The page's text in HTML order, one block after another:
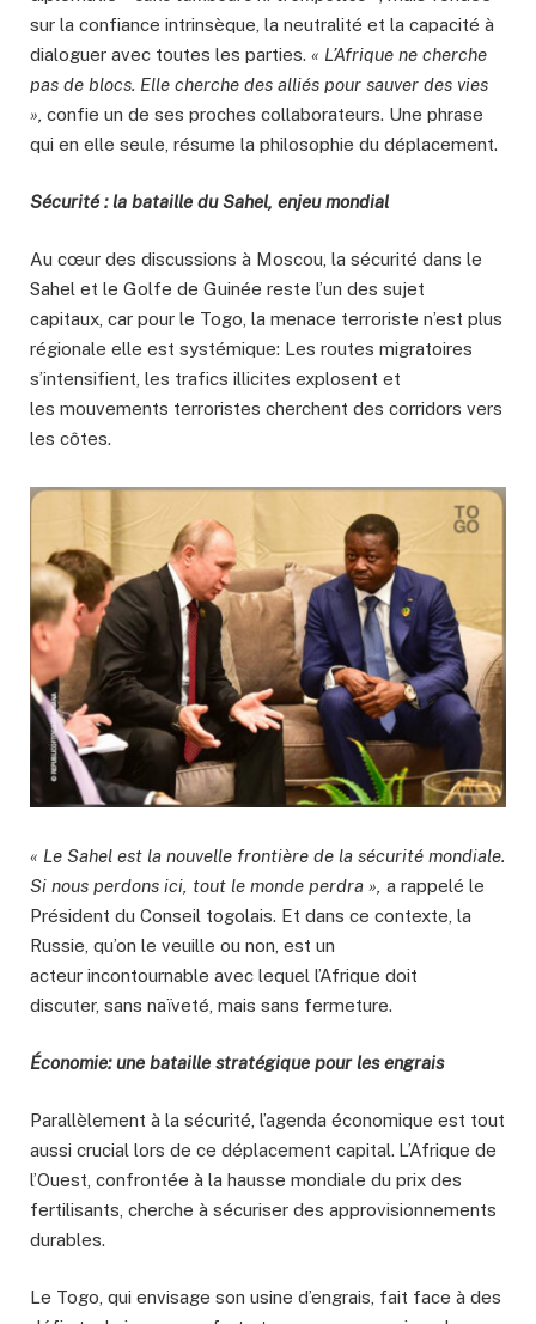
sur la confiance intrinsèque, la neutralité et la capacité à
dialoguer avec toutes les parties. « L’Afrique ne cherche
pas de blocs. Elle cherche des alliés pour sauver des vies
», confie un de ses proches collaborateurs. Une phrase
qui en elle seule, résume la philosophie du déplacement.
Sécurité : la bataille du Sahel, enjeu mondial
Au cœur des discussions à Moscou, la sécurité dans le
Sahel et le Golfe de Guinée reste l’un des sujet
capitaux, car pour le Togo, la menace terroriste n’est plus
régionale elle est systémique: Les routes migratoires
s’intensifient, les trafics illicites explosent et
les mouvements terroristes cherchent des corridors vers
les côtes.
« Le Sahel est la nouvelle frontière de la sécurité mondiale.
Si nous perdons ici, tout le monde perdra », a rappelé le
Président du Conseil togolais. Et dans ce contexte, la
Russie, qu’on le veuille ou non, est un
acteur incontournable avec lequel l’Afrique doit
discuter, sans naïveté, mais sans fermeture.
Économie: une bataille stratégique pour les engrais
Parallèlement à la sécurité, l’agenda économique est tout
aussi crucial lors de ce déplacement capital. L’Afrique de
l’Ouest, confrontée à la hausse mondiale du prix des
fertilisants, cherche à sécuriser des approvisionnements
durables.
Le Togo, qui envisage son usine d’engrais, fait face à des